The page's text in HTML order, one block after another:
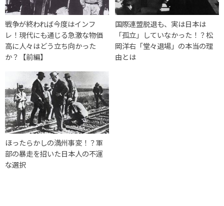
戦争が終われば今度はインフ
レ！現代にも通じる急激な物価
高に人々はどう立ち向かった
か？【前編】
国際連盟脱退も、実は日本は
「孤立」していなかった！？松
岡洋右「堂々退場」の本当の理
由とは
ほったらかしの満州事変！？軍
部の暴走を招いた日本人の不運
な選択